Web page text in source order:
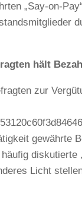
„Say-on-
hält
zur
gewährte
diskutierte
Licht